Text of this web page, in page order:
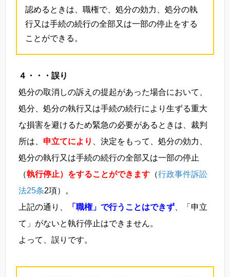
認めるときは、職権で、処分の効力、処分の執
行又は手続の続行の全部又は一部の停止をする
ことができる。
４・・・誤り
処分の取消しの訴えの提起があった場合において、
処分、処分の執行又は手続の続行により生ずる重大
な損害を避けるため緊急の必要があるときは、裁判
所は、 申立てにより
、決定をもって、処分の効力、
処分の執行又は手続の続行の全部又は一部の停止
（執行停止）をすることができます （行政事件訴訟
法25条2項）。
上記の通り、
「職権」で行うことはできず 、「申立
て」がないと執行停止はできません。
よって、誤りです。